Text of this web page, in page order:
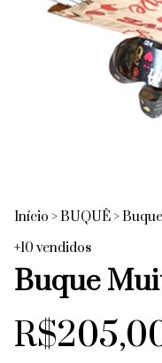
Início >BUQUÊ >
+10 vendidos
Buque